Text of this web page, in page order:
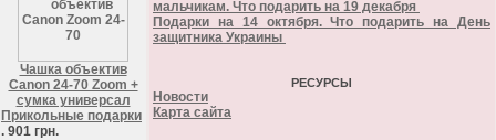
Чашка объектив
Canon 24-70 Zoom +
сумка универсал
Прикольные подарки
. 901 грн.
мальчикам. Что подарить на 19 декабря
Подарки на 14 октября. Что подарить на День
защитника Украины
РЕСУРСЫ
Новости
Карта сайта